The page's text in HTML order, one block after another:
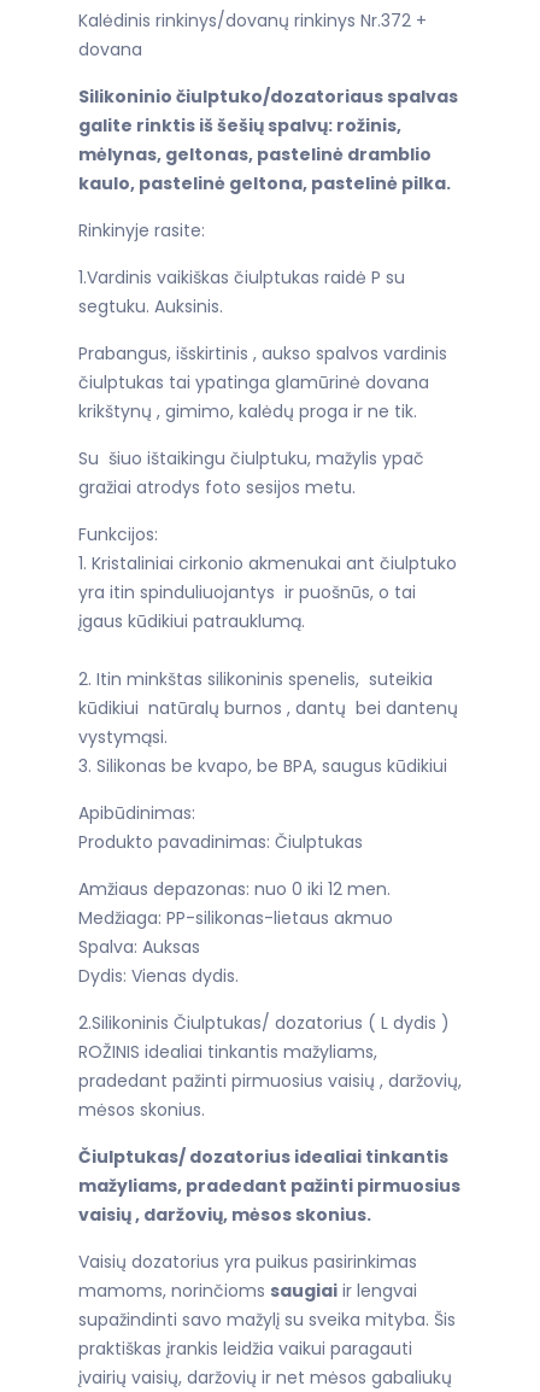
Kalėdinis rinkinys/dovanų rinkinys Nr.372 +
dovana
Silikoninio čiulptuko/dozatoriaus spalvas
galite rinktis iš šešių spalvų: rožinis,
mėlynas, geltonas, pastelinė dramblio
kaulo, pastelinė geltona, pastelinė pilka.
Rinkinyje rasite:
1.Vardinis vaikiškas čiulptukas raidė P su
segtuku. Auksinis.
Prabangus, išskirtinis , aukso spalvos vardinis
čiulptukas tai ypatinga glamūrinė dovana
krikštynų , gimimo, kalėdų proga ir ne tik.
Su šiuo ištaikingu čiulptuku, mažylis ypač
gražiai atrodys foto sesijos metu.
Funkcijos:
1. Kristaliniai cirkonio akmenukai ant čiulptuko
yra itin spinduliuojantys ir puošnūs, o tai
įgaus kūdikiui patrauklumą.
2. Itin minkštas silikoninis spenelis, suteikia
kūdikiui natūralų burnos , dantų bei dantenų
vystymąsi.
3. Silikonas be kvapo, be BPA, saugus kūdikiui
Apibūdinimas:
Produkto pavadinimas: Čiulptukas
Amžiaus depazonas: nuo 0 iki 12 men.
Medžiaga: PP-silikonas-lietaus akmuo
Spalva: Auksas
Dydis: Vienas dydis.
2.Silikoninis Čiulptukas/ dozatorius ( L dydis )
ROŽINIS idealiai tinkantis mažyliams,
pradedant pažinti pirmuosius vaisių , daržovių,
mėsos skonius.
Čiulptukas/ dozatorius idealiai tinkantis
mažyliams, pradedant pažinti pirmuosius
vaisių , daržovių, mėsos skonius.
Vaisių dozatorius yra puikus pasirinkimas
mamoms, norinčioms saugiai ir lengvai
supažindinti savo mažylį su sveika mityba. Šis
praktiškas įrankis leidžia vaikui paragauti
įvairių vaisių, daržovių ir net mėsos gabaliukų